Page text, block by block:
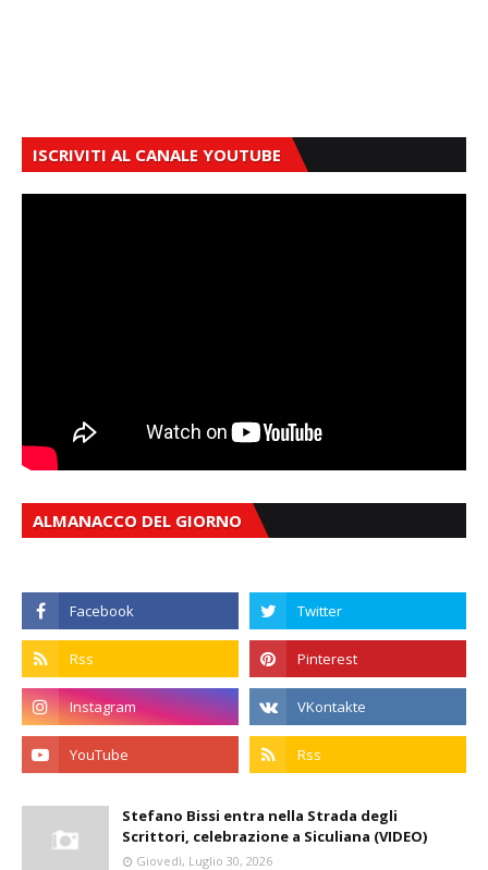
ISCRIVITI AL CANALE YOUTUBE
ALMANACCO DEL GIORNO
Stefano Bissi entra nella Strada degli
Scrittori, celebrazione a Siculiana (VIDEO)
Giovedì, Luglio 30, 2026